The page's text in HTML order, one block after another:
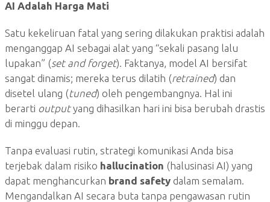
AI Adalah Harga Mati
Satu kekeliruan fatal yang sering dilakukan praktisi adalah
menganggap AI sebagai alat yang “sekali pasang lalu
lupakan” (set and forget). Faktanya, model AI bersifat
sangat dinamis; mereka terus dilatih (retrained) dan
disetel ulang (tuned) oleh pengembangnya. Hal ini
berarti outputyang dihasilkan hari ini bisa berubah drastis
di minggu depan.
Tanpa evaluasi rutin, strategi komunikasi Anda bisa
terjebak dalam risiko hallucination (halusinasi AI) yang
dapat menghancurkan brand safety dalam semalam.
Mengandalkan AI secara buta tanpa pengawasan rutin